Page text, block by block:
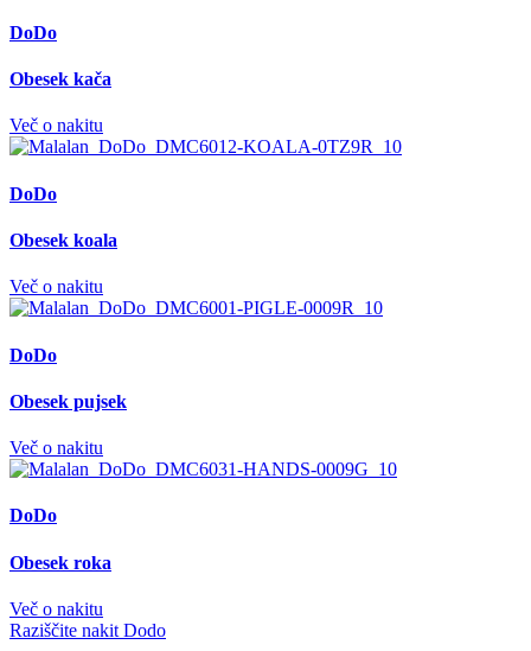
DoDo
Obesek kača
Več o nakitu
DoDo
Obesek koala
Več o nakitu
DoDo
Obesek pujsek
Več o nakitu
DoDo
Obesek roka
Več o nakitu
Raziščite nakit Dodo